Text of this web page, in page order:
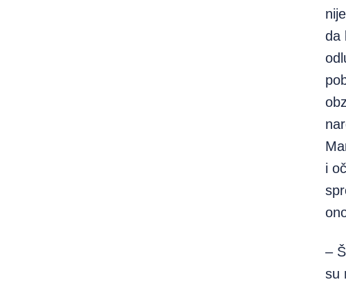
da
i
–
su